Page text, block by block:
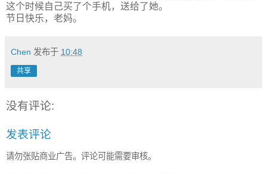
这个时候自己买了个手机，送给了她。
节日快乐，老妈。
Chen 发布于 10:48
共享
没有评论:
发表评论
请勿张贴商业广告。评论可能需要审核。